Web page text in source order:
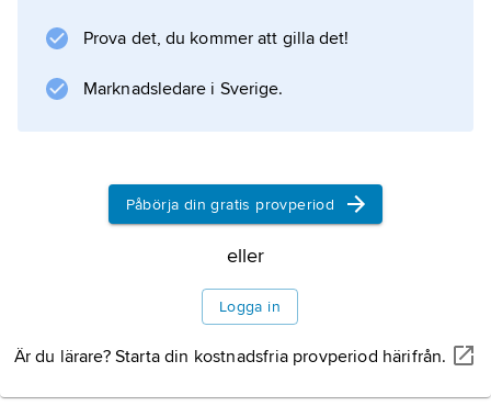
Prova det, du kommer att gilla det!
Marknadsledare i Sverige.
Påbörja din gratis provperiod
eller
Logga in
Är du lärare? Starta din kostnadsfria provperiod härifrån.